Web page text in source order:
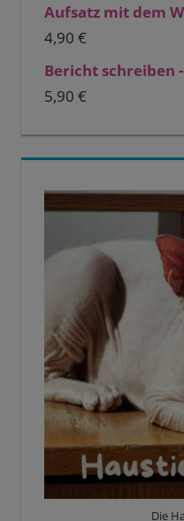
Aufsatz mit dem
4,90 €
Bericht schreiben
5,90 €
Die